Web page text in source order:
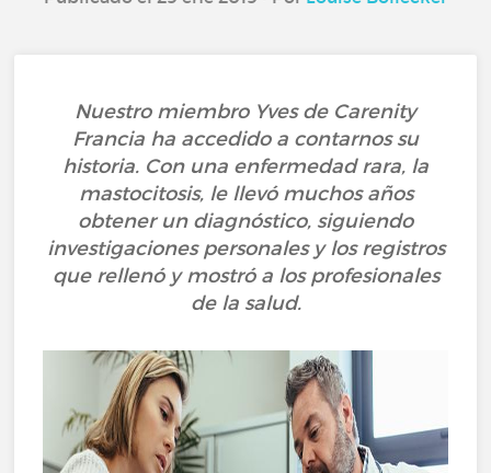
Nuestro miembro Yves de Carenity
Francia ha accedido a contarnos su
historia. Con una enfermedad rara, la
mastocitosis, le llevó muchos años
obtener un diagnóstico, siguiendo
investigaciones personales y los registros
que rellenó y mostró a los profesionales
de la salud.